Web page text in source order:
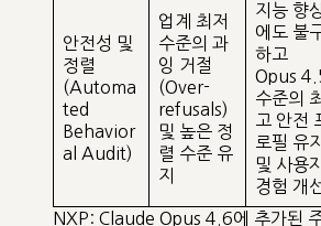
안전성 및
정렬
(Automa
ted
Behavior
al Audit)
업계 최저
수준의 과
잉 거절
(Over-
refusals)
및 높은 정
렬 수준 유
지
지능 향
에도 불
하고
Opus
수준의 최
고 안전
로필 유지
및 사용
경험 개
NXP: Claude Opus 4.6에 추가된